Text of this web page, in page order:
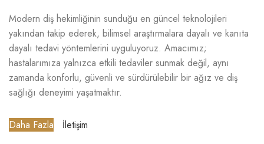
Modern diş hekimliğinin sunduğu en güncel teknolojileri
yakından takip ederek, bilimsel araştırmalara dayalı ve kanıta
dayalı tedavi yöntemlerini uyguluyoruz. Amacımız;
hastalarımıza yalnızca etkili tedaviler sunmak değil, aynı
zamanda konforlu, güvenli ve sürdürülebilir bir ağız ve diş
sağlığı deneyimi yaşatmaktır.
Daha Fazla İletişim